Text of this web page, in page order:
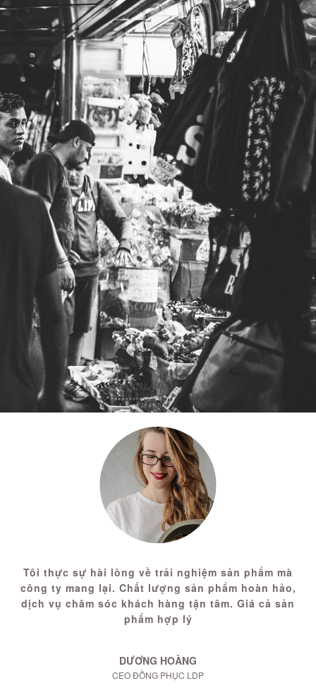
Tôi thực sự hài lòng về trải nghiệm sản phẩm mà
công ty mang lại. Chất lượng sản phẩm hoàn hảo,
dịch vụ chăm sóc khách hàng tận tâm. Giá cả sản
phẩm hợp lý
DƯƠNG HOÀNG
CEO ĐỒNG PHỤC LDP